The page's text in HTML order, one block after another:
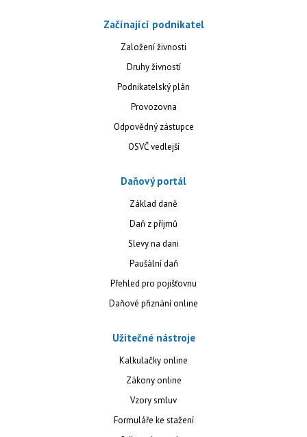
Začínající podnikatel
Založení živnosti
Druhy živností
Podnikatelský plán
Provozovna
Odpovědný zástupce
OSVČ vedlejší
Daňový portál
Základ daně
Daň z příjmů
Slevy na dani
Paušální daň
Přehled pro pojišťovnu
Daňové přiznání online
Užitečné nástroje
Kalkulačky online
Zákony online
Vzory smluv
Formuláře ke stažení